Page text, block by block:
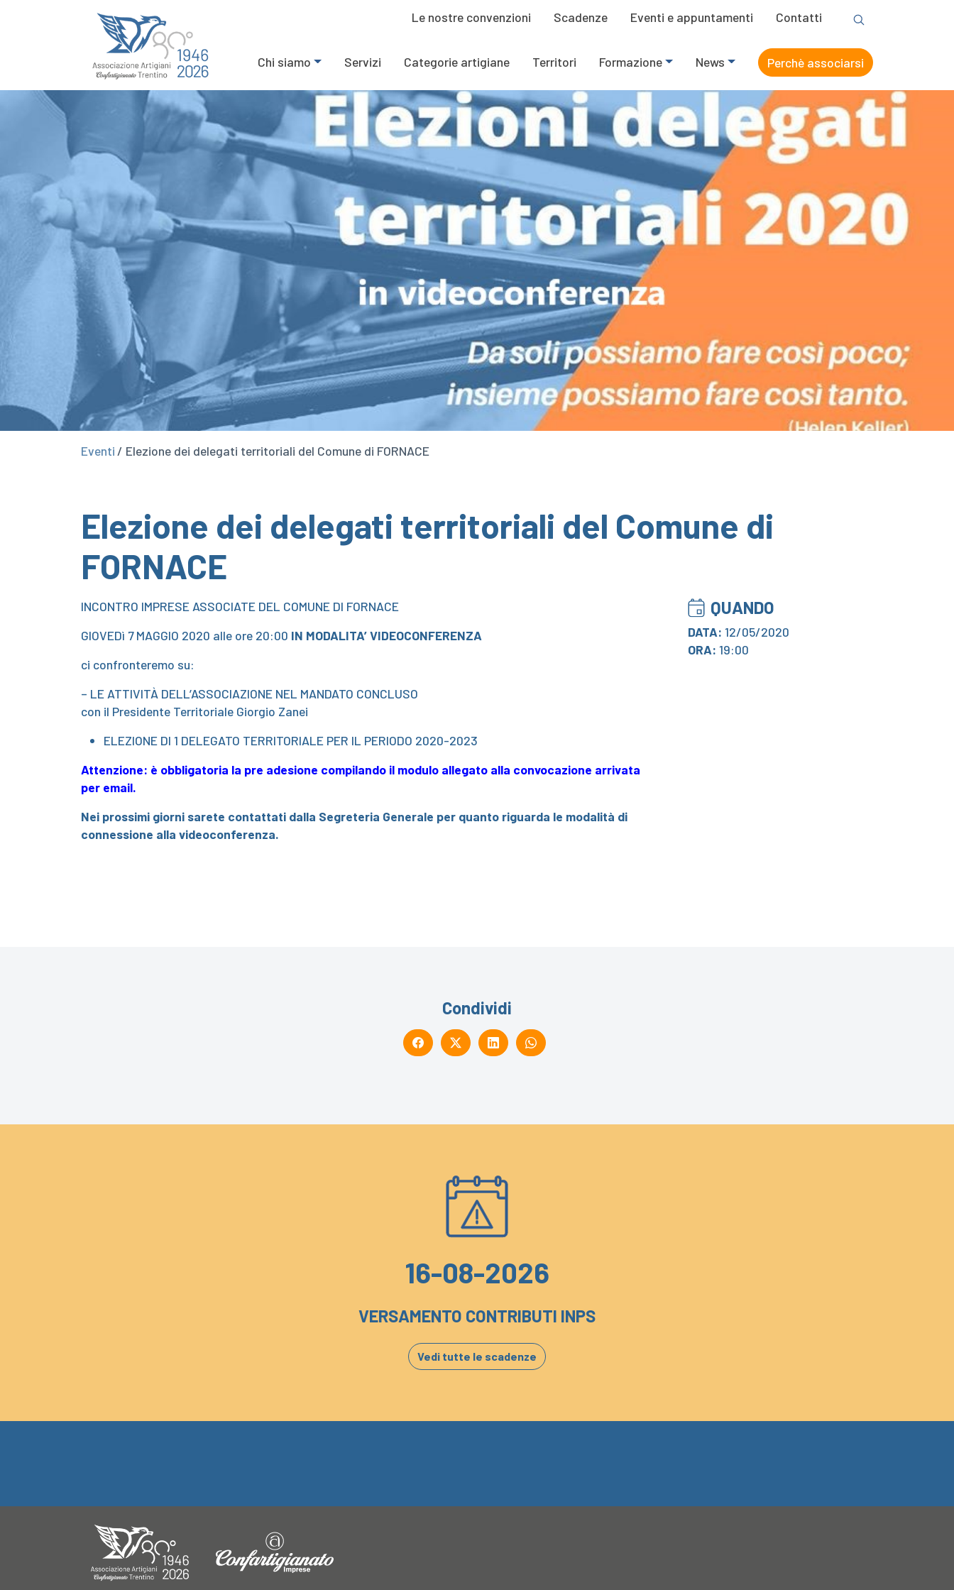
Le nostre convenzioni Scadenze Eventi e appuntamenti Contatti
Chi siamo Servizi Categorie artigiane Territori Formazione News Perchè associarsi
Eventi / Elezione dei delegati territoriali del Comune di FORNACE
Elezione dei delegati territoriali del Comune di
FORNACE
INCONTRO IMPRESE ASSOCIATE DEL COMUNE DI FORNACE
GIOVEDì 7 MAGGIO 2020 alle ore 20:00 IN MODALITA’ VIDEOCONFERENZA
ci confronteremo su:
– LE ATTIVITÀ DELL’ASSOCIAZIONE NEL MANDATO CONCLUSO
con il Presidente Territoriale Giorgio Zanei
ELEZIONE DI 1 DELEGATO TERRITORIALE PER IL PERIODO 2020-2023
Attenzione: è obbligatoria la pre adesione compilando il modulo allegato alla convocazione arrivata
per email.
Nei prossimi giorni sarete contattati dalla Segreteria Generale per quanto riguarda le modalità di
connessione alla videoconferenza.
QUANDO
DATA: 12/05/2020
ORA: 19:00
Condividi
16-08-2026
VERSAMENTO CONTRIBUTI INPS
Vedi tutte le scadenze